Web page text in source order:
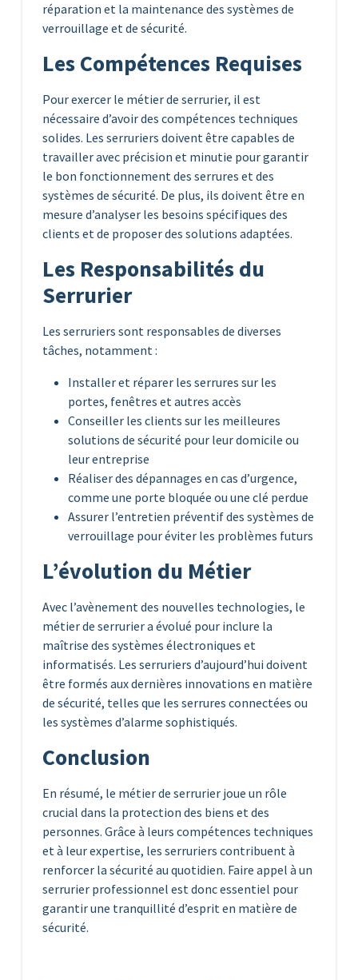
réparation et la maintenance des systèmes de
verrouillage et de sécurité.
Les Compétences Requises
Pour exercer le métier de serrurier, il est
nécessaire d’avoir des compétences techniques
solides. Les serruriers doivent être capables de
travailler avec précision et minutie pour garantir
le bon fonctionnement des serrures et des
systèmes de sécurité. De plus, ils doivent être en
mesure d’analyser les besoins spécifiques des
clients et de proposer des solutions adaptées.
Les Responsabilités du
Serrurier
Les serruriers sont responsables de diverses
tâches, notamment :
Installer et réparer les serrures sur les
portes, fenêtres et autres accès
Conseiller les clients sur les meilleures
solutions de sécurité pour leur domicile ou
leur entreprise
Réaliser des dépannages en cas d’urgence,
comme une porte bloquée ou une clé perdue
Assurer l’entretien préventif des systèmes de
verrouillage pour éviter les problèmes futurs
L’évolution du Métier
Avec l’avènement des nouvelles technologies, le
métier de serrurier a évolué pour inclure la
maîtrise des systèmes électroniques et
informatisés. Les serruriers d’aujourd’hui doivent
être formés aux dernières innovations en matière
de sécurité, telles que les serrures connectées ou
les systèmes d’alarme sophistiqués.
Conclusion
En résumé, le métier de serrurier joue un rôle
crucial dans la protection des biens et des
personnes. Grâce à leurs compétences techniques
et à leur expertise, les serruriers contribuent à
renforcer la sécurité au quotidien. Faire appel à un
serrurier professionnel est donc essentiel pour
garantir une tranquillité d’esprit en matière de
sécurité.